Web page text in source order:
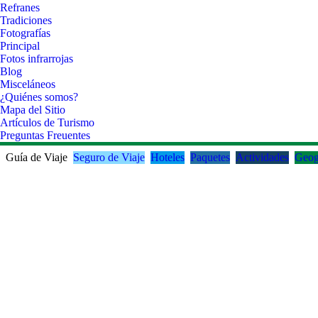
Refranes
Tradiciones
Fotografías
Principal
Fotos infrarrojas
Blog
Misceláneos
¿Quiénes somos?
Mapa del Sitio
Artículos de Turismo
Preguntas Freuentes
Guía de Viaje Seguro de Viaje Hoteles Paquetes Actividades